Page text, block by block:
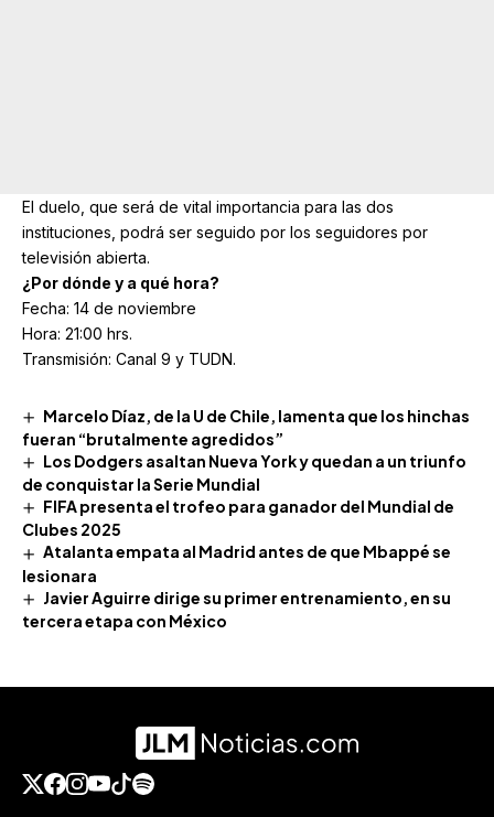
El duelo, que será de vital importancia para las dos
instituciones, podrá ser seguido por los seguidores por
televisión abierta.
¿Por dónde y a qué hora?
Fecha: 14 de noviembre
Hora: 21:00 hrs.
Transmisión: Canal 9 y TUDN.
Marcelo Díaz, de la U de Chile, lamenta que los hinchas
fueran “brutalmente agredidos”
Los Dodgers asaltan Nueva York y quedan a un triunfo
de conquistar la Serie Mundial
FIFA presenta el trofeo para ganador del Mundial de
Clubes 2025
Atalanta empata al Madrid antes de que Mbappé se
lesionara
Javier Aguirre dirige su primer entrenamiento, en su
tercera etapa con México